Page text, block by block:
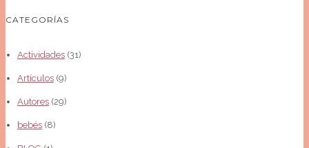
CATEGORÍAS
Actividades(31)
Artículos(9)
Autores(29)
bebés(8)